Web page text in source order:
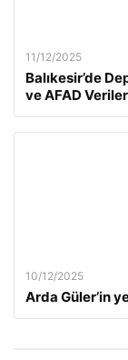
11/12/2025
Balıkesir’de
ve AFAD
10/12/2025
Arda Güler’in